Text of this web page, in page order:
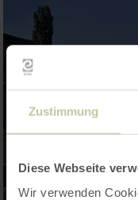
Zustimmung
Diese Webseite
Wir verwenden